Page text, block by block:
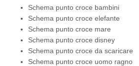
Schema punto croce bambini
Schema punto croce elefante
Schema punto croce mare
Schema punto croce disney
Schema punto croce da scaricare
Schema punto croce uomo ragno